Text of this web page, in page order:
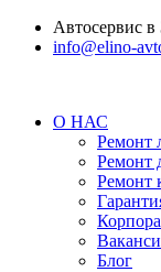
Автосервис в
info@elino-
О НАС
Ремонт
Ремонт
Ремонт
Блог